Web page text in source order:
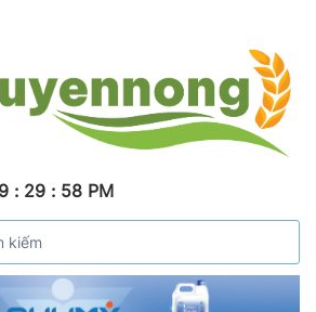
9 : 29 : 59 PM